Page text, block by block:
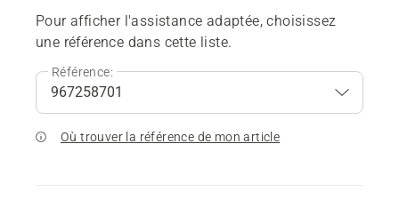
Pour afficher l'assistance adaptée, choisissez
une référence dans cette liste.
Référence:
Où trouver la référence de mon article